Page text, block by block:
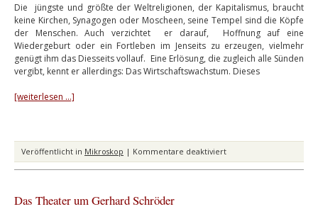
Die jüngste und größte der Weltreligionen, der Kapitalismus, braucht
keine Kirchen, Synagogen oder Moscheen, seine Tempel sind die Köpfe
der Menschen. Auch verzichtet er darauf, Hoffnung auf eine
Wiedergeburt oder ein Fortleben im Jenseits zu erzeugen, vielmehr
genügt ihm das Diesseits vollauf. Eine Erlösung, die zugleich alle Sünden
vergibt, kennt er allerdings: Das Wirtschaftswachstum. Dieses
[weiterlesen …]
Veröffentlicht in Mikroskop | Kommentare deaktiviertfür
Fetisch
Das Theater um Gerhard Schröder